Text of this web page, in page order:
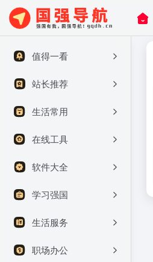
值得一看
站长推荐
生活常用
在线工具
软件大全
学习强国
生活服务
职场办公